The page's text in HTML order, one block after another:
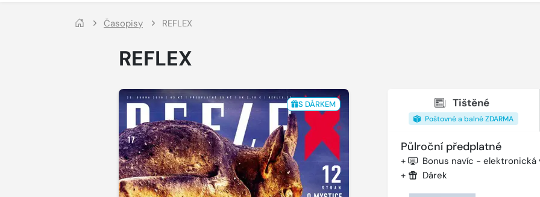
Časopisy REFLEX
REFLEX
S DÁRKEM Tištěné
Poštovné a balné ZDARMA
Půlroční předplatné
+ Bonus navíc - elektronická
+ Dárek